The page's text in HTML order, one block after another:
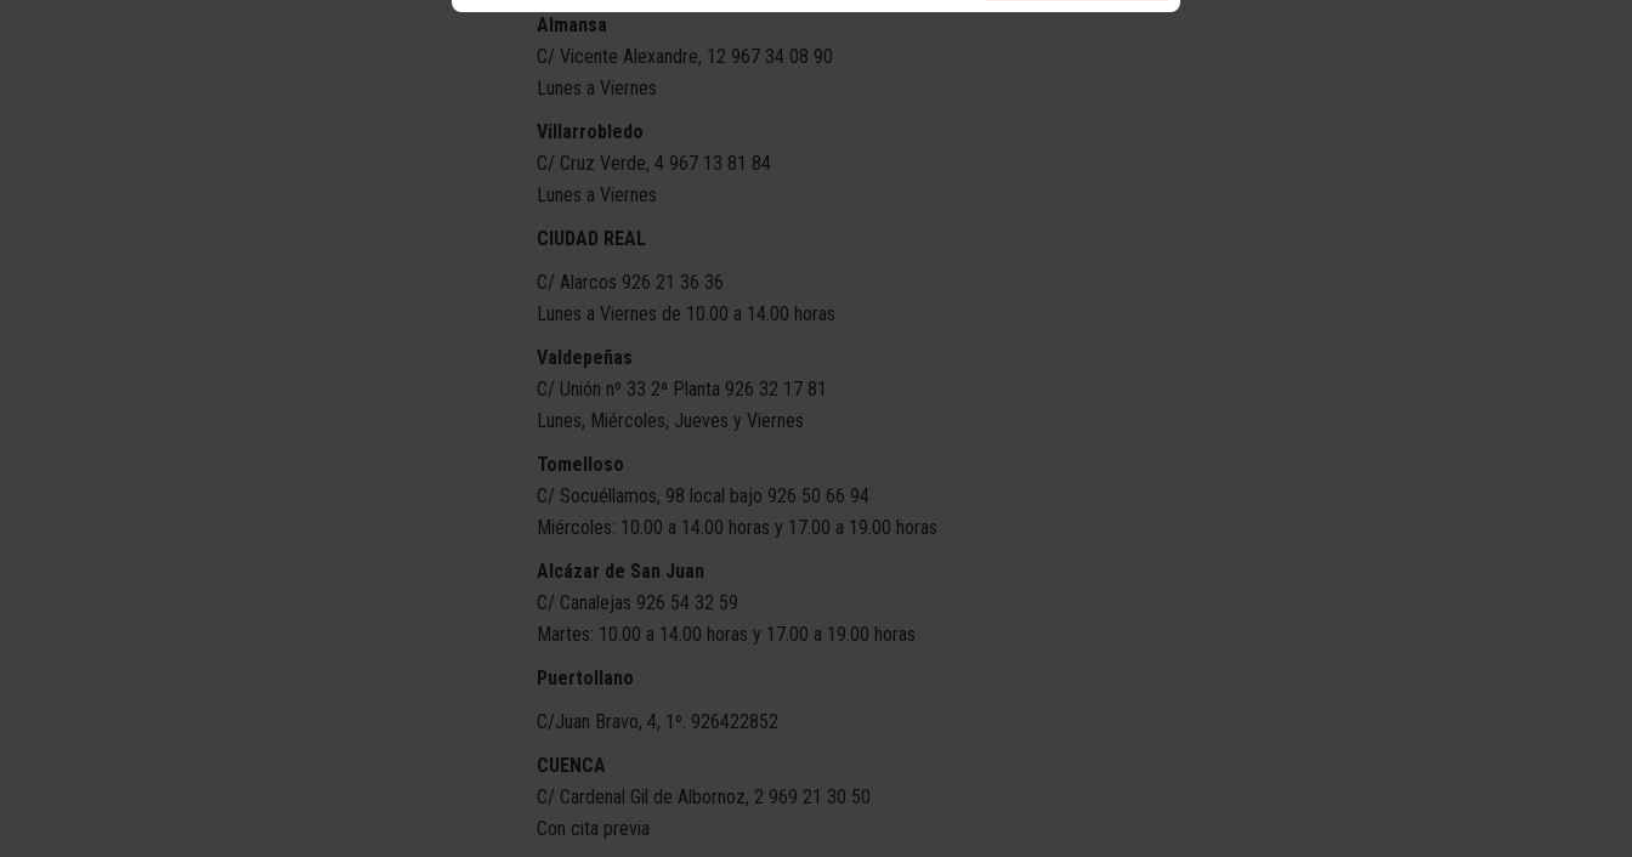
Almansa
C/ Vicente Alexandre, 12 967 34 08 90
Lunes a Viernes
Villarrobledo
C/ Cruz Verde, 4 967 13 81 84
Lunes a Viernes
CIUDAD REAL
C/ Alarcos 926 21 36 36
Lunes a Viernes de 10.00 a 14.00 horas
Valdepeñas
C/ Unión nº 33 2ª Planta 926 32 17 81
Lunes, Miércoles, Jueves y Viernes
Tomelloso
C/ Socuéllamos, 98 local bajo 926 50 66 94
Miércoles: 10.00 a 14.00 horas y 17.00 a 19.00 horas
Alcázar de San Juan
C/ Canalejas 926 54 32 59
Martes: 10.00 a 14.00 horas y 17.00 a 19.00 horas
Puertollano
C/Juan Bravo, 4, 1º. 926422852
CUENCA
C/ Cardenal Gil de Albornoz, 2 969 21 30 50
Con cita previa